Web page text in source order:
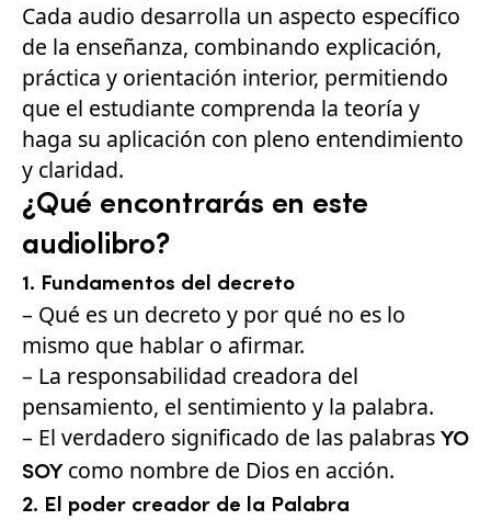
Cada audio desarrolla un aspecto específico
de la enseñanza, combinando explicación,
práctica y orientación interior, permitiendo
que el estudiante comprenda la teoría y
haga su aplicación con pleno entendimiento
y claridad.
¿Qué encontrarás en este
audiolibro?
1. Fundamentos del decreto
– Qué es un decreto y por qué no es lo
mismo que hablar o afirmar.
– La responsabilidad creadora del
pensamiento, el sentimiento y la palabra.
– El verdadero significado de las palabras YO
SOYcomo nombre de Dios en acción.
2. El poder creador de la Palabra